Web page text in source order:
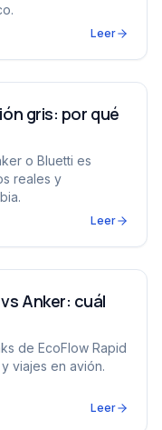
Leer
por qué importa en
gris: por qué
o Bluetti es
reales y
Leer
cuál llevar a viaje
Anker: cuál
de EcoFlow Rapid
viajes en avión.
Leer